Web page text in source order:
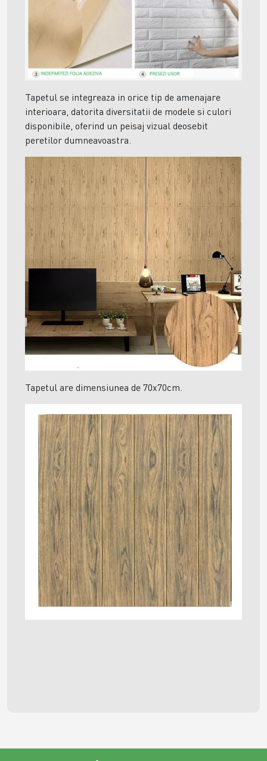
Tapetul se integreaza in orice tip de amenajare
interioara, datorita diversitatii de modele si culori
disponibile, oferind un peisaj vizual deosebit
peretilor dumneavoastra.
Tapetul are dimensiunea de 70x70cm.